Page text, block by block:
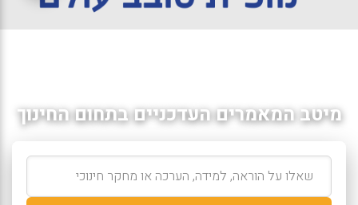
מיטב המאמרים העדכניים בתחום החינוך